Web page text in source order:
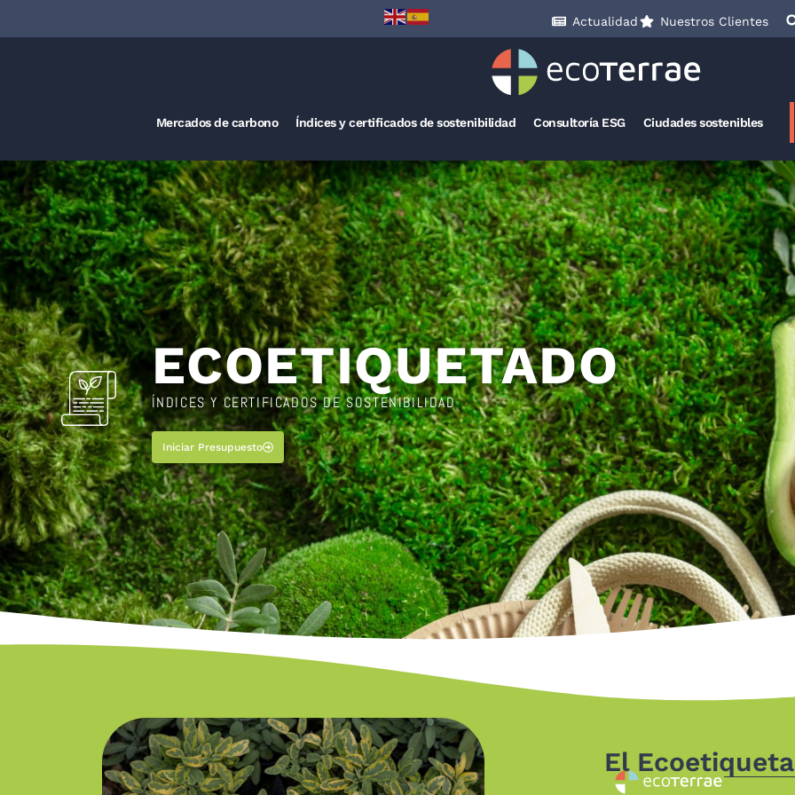
Actualidad Nuestros Clientes
Mercados de carbono Índices y certificados de sostenibilidad Consultoría ESG Ciudades sostenibles
ECOETIQUETADO
ÍNDICES Y CERTIFICADOS DE SOSTENIBILIDAD
Iniciar Presupuesto
El